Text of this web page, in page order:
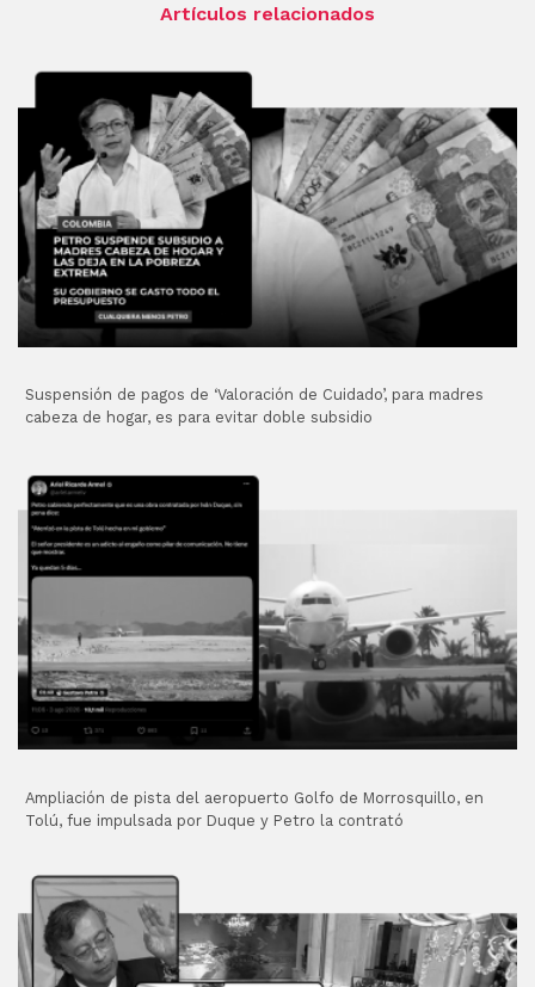
Artículos relacionados
Suspensión de pagos de ‘Valoración de Cuidado’, para madres
cabeza de hogar, es para evitar doble subsidio
Ampliación de pista del aeropuerto Golfo de Morrosquillo, en
Tolú, fue impulsada por Duque y Petro la contrató